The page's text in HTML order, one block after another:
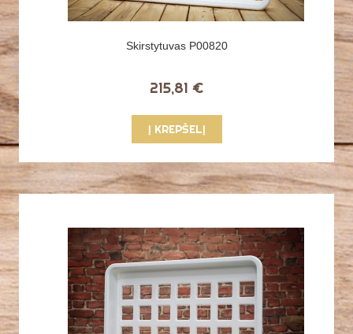
Skirstytuvas P00820
215,81 €
Į KREPŠELĮ